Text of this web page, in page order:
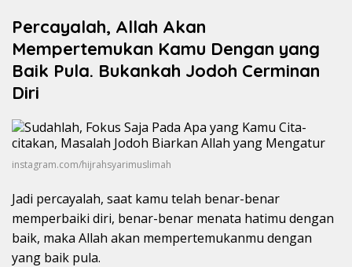
Percayalah, Allah Akan
Mempertemukan Kamu Dengan yang
Baik Pula. Bukankah Jodoh Cerminan
Diri
instagram.com/hijrahsyarimuslimah
Jadi percayalah, saat kamu telah benar-benar
memperbaiki diri, benar-benar menata hatimu dengan
baik, maka Allah akan mempertemukanmu dengan
yang baik pula.